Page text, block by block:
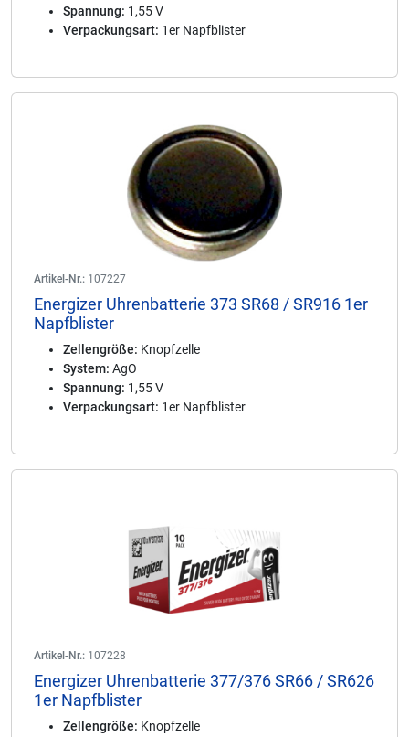
Spannung: 1,55 V
Verpackungsart: 1er Napfblister
Artikel-Nr.: 107227
Energizer Uhrenbatterie 373 SR68 / SR916 1er
Napfblister
Zellengröße: Knopfzelle
System: AgO
Spannung: 1,55 V
Verpackungsart: 1er Napfblister
Artikel-Nr.: 107228
Energizer Uhrenbatterie 377/376 SR66 / SR626
1er Napfblister
Zellengröße: Knopfzelle